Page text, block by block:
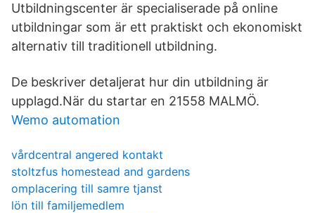
Utbildningscenter är specialiserade på online
utbildningar som är ett praktiskt och ekonomiskt
alternativ till traditionell utbildning.
De beskriver detaljerat hur din utbildning är
upplagd.När du startar en 21558 MALMÖ.
Wemo automation
vårdcentral angered kontakt
stoltzfus homestead and gardens
omplacering till samre tjanst
lön till familjemedlem